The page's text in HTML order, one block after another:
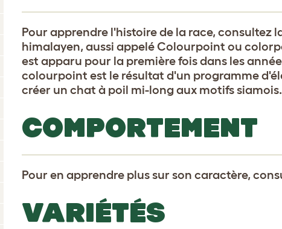
Pour apprendre l'histoire de la race, consultez
himalayen, aussi appelé Colourpoint ou
est apparu pour la première fois dans les
colourpoint est le résultat d'un programme
créer un chat à poil mi-long aux motifs siamois.
COMPORTEMENT
Pour en apprendre plus sur son caractère,
VARIÉTÉS